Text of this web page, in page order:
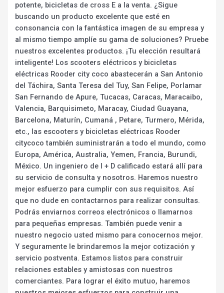
potente, bicicletas de cross E a la venta. ¿Sigue
buscando un producto excelente que esté en
consonancia con la fantástica imagen de su empresa y
al mismo tiempo amplíe su gama de soluciones? Pruebe
nuestros excelentes productos. ¡Tu elección resultará
inteligente! Los scooters eléctricos y bicicletas
eléctricas Rooder city coco abastecerán a San Antonio
del Táchira, Santa Teresa del Tuy, San Felipe, Porlamar
San Fernando de Apure, Tucacas, Caracas, Maracaibo,
Valencia, Barquisimeto, Maracay, Ciudad Guayana,
Barcelona, Maturín, Cumaná , Petare, Turmero, Mérida,
etc., las escooters y bicicletas eléctricas Rooder
citycoco también suministrarán a todo el mundo, como
Europa, América, Australia, Yemen, Francia, Burundi,
México. Un ingeniero de I + D calificado estará allí para
su servicio de consulta y nosotros. Haremos nuestro
mejor esfuerzo para cumplir con sus requisitos. Así
que no dude en contactarnos para realizar consultas.
Podrás enviarnos correos electrónicos o llamarnos
para pequeñas empresas. También puede venir a
nuestro negocio usted mismo para conocernos mejor.
Y seguramente le brindaremos la mejor cotización y
servicio postventa. Estamos listos para construir
relaciones estables y amistosas con nuestros
comerciantes. Para lograr el éxito mutuo, haremos